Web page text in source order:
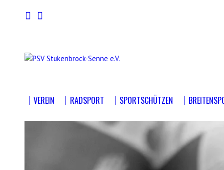
VEREIN RADSPORT SPORTSCHÜTZEN